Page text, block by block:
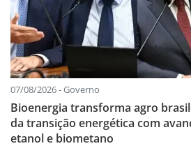
07/08/2026 - Governo
Bioenergia transforma agro
da transição energética com
etanol e biometano